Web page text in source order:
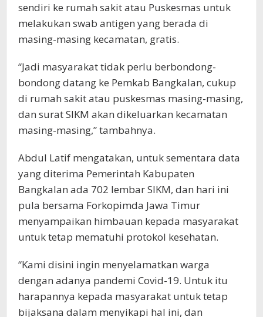
sendiri ke rumah sakit atau Puskesmas untuk
melakukan swab antigen yang berada di
masing-masing kecamatan, gratis.
“Jadi masyarakat tidak perlu berbondong-
bondong datang ke Pemkab Bangkalan, cukup
di rumah sakit atau puskesmas masing-masing,
dan surat SIKM akan dikeluarkan kecamatan
masing-masing,” tambahnya.
Abdul Latif mengatakan, untuk sementara data
yang diterima Pemerintah Kabupaten
Bangkalan ada 702 lembar SIKM, dan hari ini
pula bersama Forkopimda Jawa Timur
menyampaikan himbauan kepada masyarakat
untuk tetap mematuhi protokol kesehatan.
“Kami disini ingin menyelamatkan warga
dengan adanya pandemi Covid-19. Untuk itu
harapannya kepada masyarakat untuk tetap
bijaksana dalam menyikapi hal ini, dan